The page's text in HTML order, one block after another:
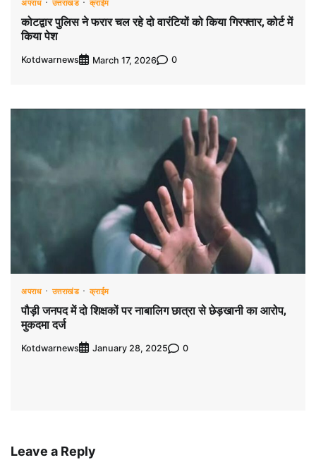
अपराध उत्तराखंड क्राईम
कोटद्वार पुलिस ने फरार चल रहे दो वारंटियों को किया गिरफ्तार, कोर्ट में
किया पेश
Kotdwarnews March 17, 2026 0
अपराध उत्तराखंड क्राईम
पौड़ी जनपद में दो शिक्षकों पर नाबालिग छात्रा से छेड़खानी का आरोप,
मुकदमा दर्ज
Kotdwarnews January 28, 2025 0
Leave a Reply